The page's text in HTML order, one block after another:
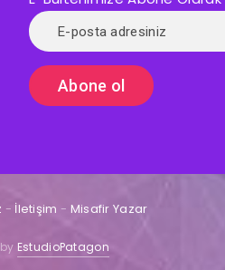
- İletişim - Misafir Yazar
EstudioPatagon